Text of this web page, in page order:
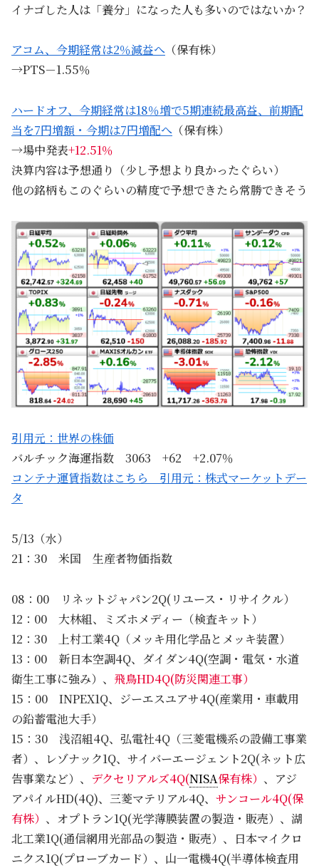
イナゴした人は「養分」になった人も多いのではないか？
アコム、今期経常は2％減益へ （保有株）
→PTS－1.55％
ハードオフ、今期経常は18％増で5期連続最高益、前期配
当を7円増額・今期は7円増配へ （保有株）
→場中発表+12.51％
決算内容は予想通り（少し予想より良かったぐらい）
他の銘柄もこのぐらいの精度で予想できたら常勝できそう
引用元：世界の株価
バルチック海運指数 3063 +62 +2.07％
コンテナ運賃指数はこちら 引用元：株式マーケットデー
タ
5/13（水）
21：30 米国 生産者物価指数
08：00 リネットジャパン2Q(リユース・リサイクル）
12：00 大林組、ミズホメディー（検査キット）
12：30 上村工業4Q（メッキ用化学品とメッキ装置）
13：00 新日本空調4Q、ダイダン4Q(空調・電気・水道
衛生工事に強み）、 飛鳥HD4Q(防災関連工事）
15：00 INPEX1Q、ジーエスユアサ4Q(産業用・車載用
の鉛蓄電池大手）
15：30 浅沼組4Q、弘電社4Q（三菱電機系の設備工事業
者）、レゾナック1Q、サイバーエージェント2Q(ネット広
告事業など）、 デクセリアルズ4Q(NISA保有株） 、アジ
アパイルHD(4Q)、三菱マテリアル4Q、 サンコール4Q(保
有株） 、オプトラン1Q(光学薄膜装置の製造・販売）、湖
北工業1Q(通信網用光部品の製造・販売）、日本マイクロ
ニクス1Q(プローブカード）、山一電機4Q(半導体検査用